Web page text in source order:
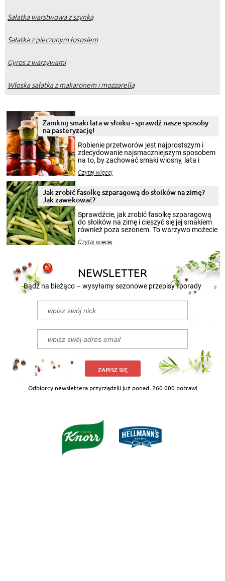
Sałatka warstwowa z szynką
Sałatka z pieczonym łososiem
Gyros z warzywami
Włoska sałatka z makaronem i mozzarellą
Zamknij smaki lata w słoiku - sprawdź nasze sposoby
na pasteryzację!
Robienie przetworów jest najprostszym i
zdecydowanie najsmaczniejszym sposobem
na to, by zachować smaki wiosny, lata i
krajobrazów, by cieszyć nimi oko w sezonie
pełni poczuć atmosferę cieplejszych
miesięcy. Przygotowanie słoików ze
patenty, które pozwolą zachować świeżość
przetworów.
Czytaj więcej
Jak zrobić fasolkę szparagową do słoików na zimę?
Jak zawekować?
Sprawdźcie, jak zrobić fasolkę szparagową
do słoików na zimę i cieszyć się jej smakiem
również poza sezonem. To warzywo możecie
nasze propozycje!
Czytaj więcej
NEWSLETTER
Bądź na bieżąco – wysyłamy sezonowe przepisy i porady
ZAPISZ SIĘ
Odbiorcy newslettera przyrządzili już ponad 260 000 potraw!